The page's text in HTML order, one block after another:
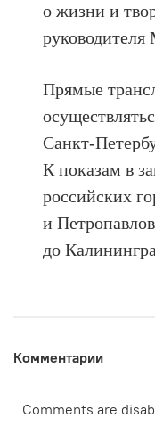
о жизни и
Прямые
Санкт-
К показам в
российских
и
до
Комментарии
Comments are